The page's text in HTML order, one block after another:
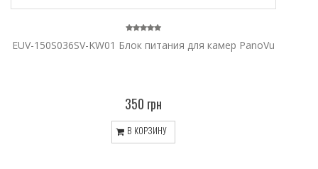
EUV-150S036SV-KW01 Блок питания для камер PanoVu
350 грн
В КОРЗИНУ